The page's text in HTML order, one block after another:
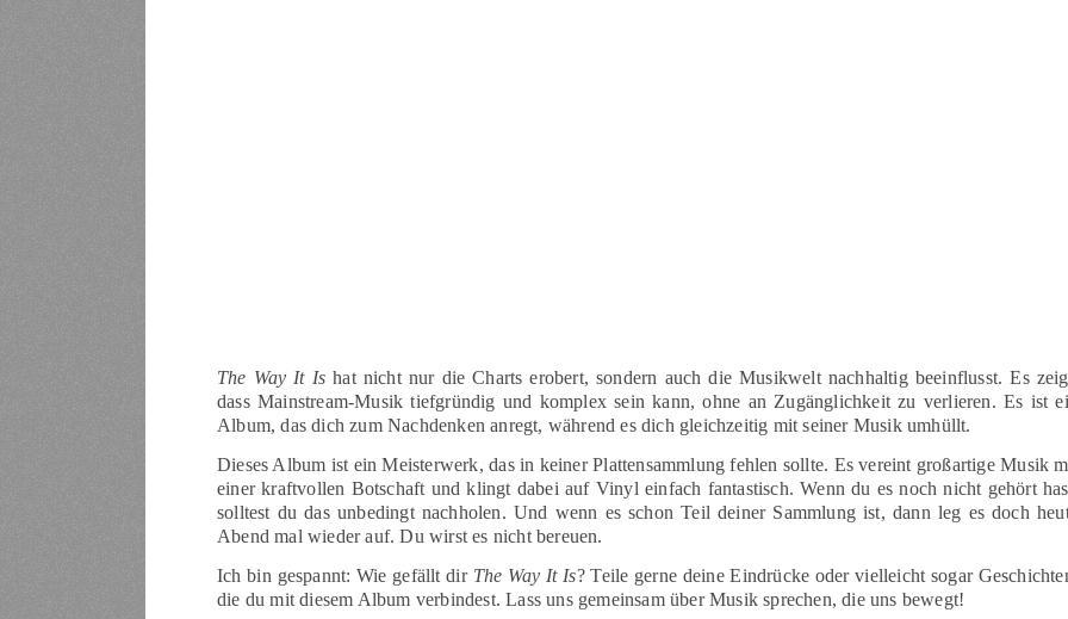
The Way It Is hat nicht nur die Charts erobert, sondern auch die Musikwelt nachhaltig beeinflusst. Es
dass Mainstream-Musik tiefgründig und komplex sein kann, ohne an Zugänglichkeit zu verlieren. Es ist
Album, das dich zum Nachdenken anregt, während es dich gleichzeitig mit seiner Musik umhüllt.
Dieses Album ist ein Meisterwerk, das in keiner Plattensammlung fehlen sollte. Es vereint großartige Musik
einer kraftvollen Botschaft und klingt dabei auf Vinyl einfach fantastisch. Wenn du es noch nicht gehört
solltest du das unbedingt nachholen. Und wenn es schon Teil deiner Sammlung ist, dann leg es doch
Abend mal wieder auf. Du wirst es nicht bereuen.
Ich bin gespannt: Wie gefällt dir The Way It Is? Teile gerne deine Eindrücke oder vielleicht sogar
die du mit diesem Album verbindest. Lass uns gemeinsam über Musik sprechen, die uns bewegt!